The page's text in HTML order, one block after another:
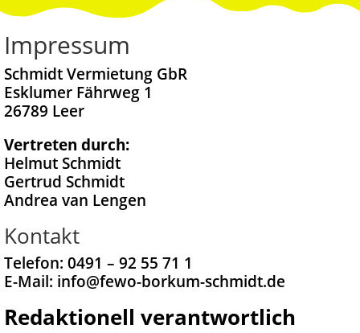
Impressum
Schmidt Vermietung GbR
Esklumer Fährweg 1
26789 Leer
Vertreten durch:
Helmut Schmidt
Gertrud Schmidt
Andrea van Lengen
Kontakt
Telefon: 0491 – 92 55 71 1
E-Mail: info@fewo-borkum-schmidt.de
Redaktionell verantwortlich